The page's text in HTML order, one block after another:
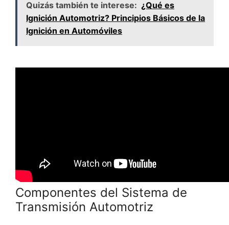
Quizás también te interese: ¿Qué es
Ignición Automotriz? Principios Básicos de la
Ignición en Automóviles
Componentes del Sistema de
Transmisión Automotriz